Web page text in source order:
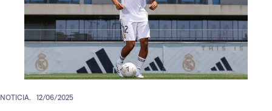
NOTICIA. 12/06/2025